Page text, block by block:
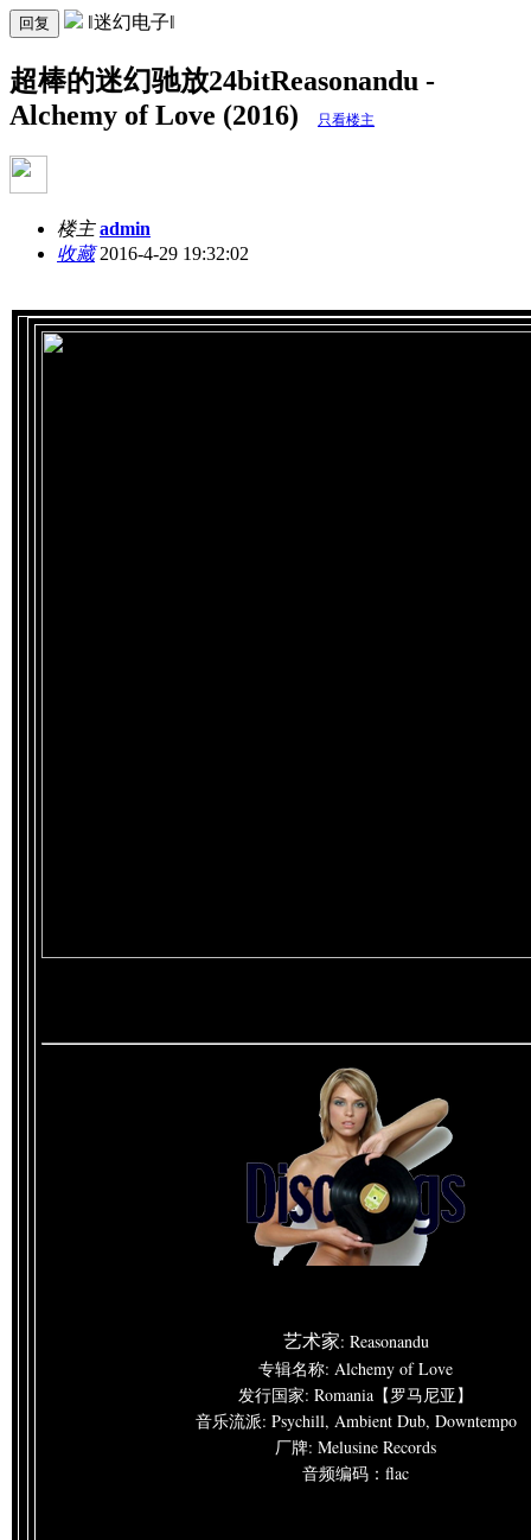
回复 ‖迷幻电子‖
超棒的迷幻驰放24bitReasonandu -
Alchemy of Love (2016)
只看楼主
楼主 admin
收藏2016-4-29 19:32:02
艺术家: Reasonandu
专辑名称: Alchemy of Love
发行国家: Romania【罗马尼亚】
音乐流派: Psychill, Ambient Dub, Downtempo
厂牌: Melusine Records
音频编码：flac